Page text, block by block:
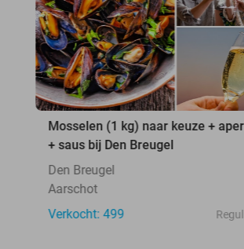
Mosselen (1 kg) naar keuze +
+ saus bij Den Breugel
Den Breugel
Aarschot
Verkocht: 499